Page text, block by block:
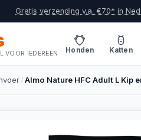
Gratis verzending v.a. €70* in
VOOR IEDEREEN Honden Katten
/Almo Nature HFC Adult L Kip